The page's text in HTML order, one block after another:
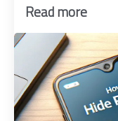
Read more